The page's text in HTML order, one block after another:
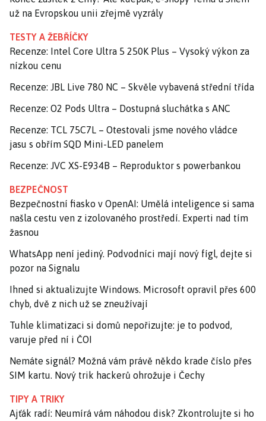
už na Evropskou unii zřejmě vyzrály
TESTY A ŽEBŘÍČKY
Recenze: Intel Core Ultra 5 250K Plus – Vysoký výkon za
nízkou cenu
Recenze: JBL Live 780 NC – Skvěle vybavená střední třída
Recenze: O2 Pods Ultra – Dostupná sluchátka s ANC
Recenze: TCL 75C7L – Otestovali jsme nového vládce
jasu s obřím SQD Mini-LED panelem
Recenze: JVC XS-E934B – Reproduktor s powerbankou
BEZPEČNOST
Bezpečnostní fiasko v OpenAI: Umělá inteligence si sama
našla cestu ven z izolovaného prostředí. Experti nad tím
žasnou
WhatsApp není jediný. Podvodníci mají nový fígl, dejte si
pozor na Signalu
Ihned si aktualizujte Windows. Microsoft opravil přes 600
chyb, dvě z nich už se zneužívají
Tuhle klimatizaci si domů nepořizujte: je to podvod,
varuje před ní i ČOI
Nemáte signál? Možná vám právě někdo krade číslo přes
SIM kartu. Nový trik hackerů ohrožuje i Čechy
TIPY A TRIKY
Ajťák radí: Neumírá vám náhodou disk? Zkontrolujte si ho